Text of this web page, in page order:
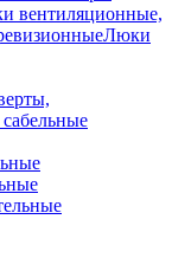
вентиляционные,
Люки